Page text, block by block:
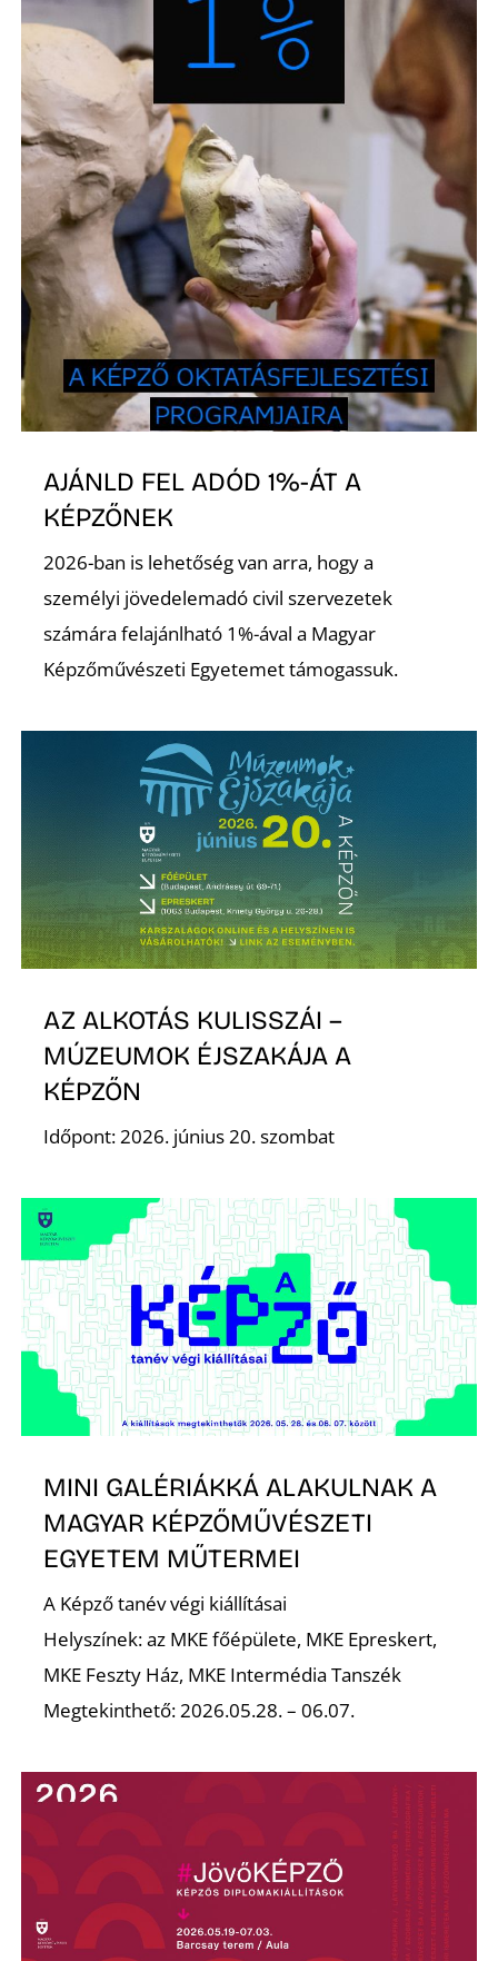
AJÁNLD FEL ADÓD 1%-ÁT A
KÉPZŐNEK
2026-ban is lehetőség van arra, hogy a
személyi jövedelemadó civil szervezetek
számára felajánlható 1%-ával a Magyar
Képzőművészeti Egyetemet támogassuk.
AZ ALKOTÁS KULISSZÁI –
MÚZEUMOK ÉJSZAKÁJA A
KÉPZŐN
Időpont: 2026. június 20. szombat
MINI GALÉRIÁKKÁ ALAKULNAK A
MAGYAR KÉPZŐMŰVÉSZETI
EGYETEM MŰTERMEI
A Képző tanév végi kiállításai
Helyszínek: az MKE főépülete, MKE Epreskert,
MKE Feszty Ház, MKE Intermédia Tanszék
Megtekinthető: 2026.05.28. – 06.07.